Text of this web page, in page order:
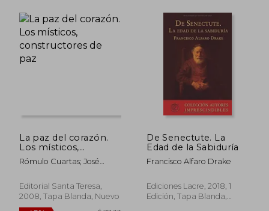
45% 45%
dcto.
La paz del corazón.
Los místicos,
constructores de paz
Rómulo Cuartas; José
Francisco Sancho Fermín;
Francese Torradeflot
Editorial Santa Teresa,
2008, Tapa Blanda, Nuevo
De Senectute. La
Edad de la Sabiduría
Francisco Alfaro Drake
Ediciones Lacre, 2018, 1
Edición, Tapa Blanda,